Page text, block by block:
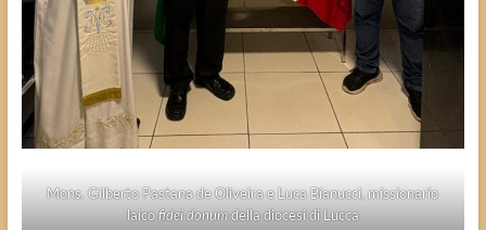
Mons. Gilberto Pastana de Oliveira e Luca Bianucci, missionario
laicofidei donumdella diocesi di Lucca